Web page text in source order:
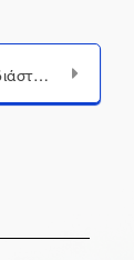
Ενδεικτικό Σενάριο Τρισδιάστατου Βιντεοπαιχνιδιού (3D Video Game)